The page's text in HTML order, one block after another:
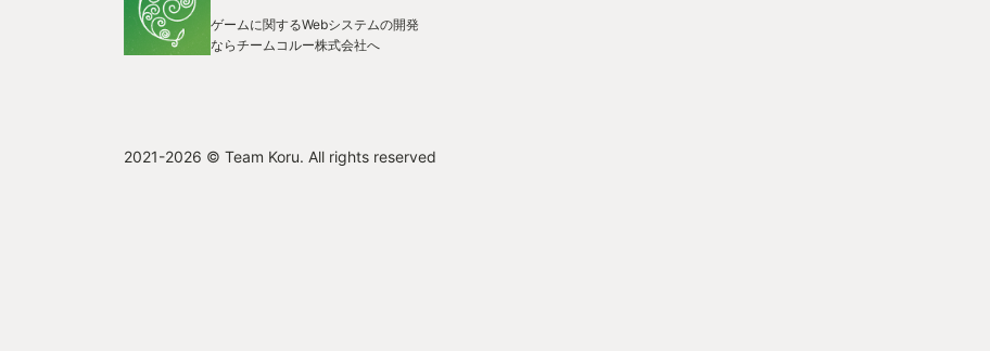
ゲームに関するWebシステムの開発
ならチームコルー株式会社へ
2021-2026 © Team Koru. All rights reserved